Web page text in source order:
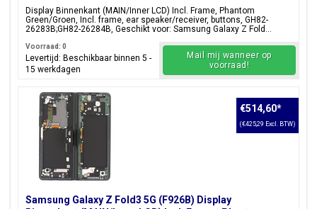
Green/Groen, GH82-26283B;GH82-26284B
Display Binnenkant (MAIN/Inner LCD) Incl. Frame, Phantom
Green/Groen, Incl. frame, ear speaker/receiver, buttons, GH82-
26283B;GH82-26284B, Geschikt voor: Samsung Galaxy Z Fold...
Voorraad: 0
Levertijd: Beschikbaar binnen 5 -
15 werkdagen
Mail mij wanneer op
voorraad!
Samsung Galaxy Z Fold3 5G (F926B) Display
€514,60*
(€425,29 Excl. BTW)